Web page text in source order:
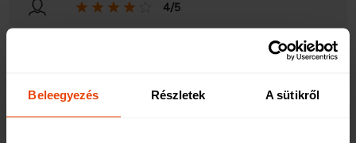
Beleegyezés Részletek A sütikről
4/5
Utazás előtt: